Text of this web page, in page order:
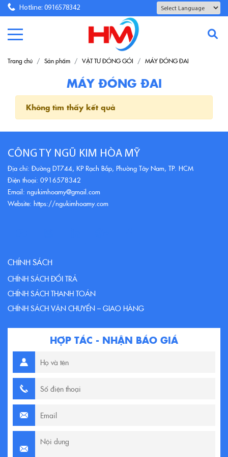
Hotline: 0916578342
Trang chủ Sản phẩm VẬT TƯ ĐÓNG GÓI MÁY ĐÓNG ĐAI
MÁY ĐÓNG ĐAI
Không tìm thấy kết quả
CÔNG TY NGŨ KIM HÒA MỸ
Địa chỉ: Đường DT744, KP Rạch Bắp, Phường Tây Nam, TP. HCM
Điện thoại: 0916578342
Email: ngukimhoamy@gmail.com
Website: https://ngukimhoamy.com
CHÍNH SÁCH
CHÍNH SÁCH ĐỔI TRẢ
CHÍNH SÁCH THANH TOÁN
CHÍNH SÁCH VẬN CHUYỂN – GIAO HÀNG
HỢP TÁC - NHẬN BÁO GIÁ